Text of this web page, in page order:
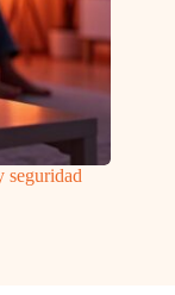
seguridad